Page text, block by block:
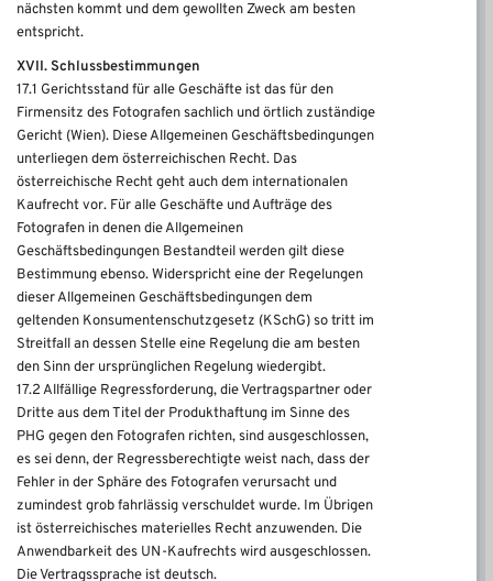
nächsten kommt und dem gewollten Zweck am besten
entspricht.
XVII. Schlussbestimmungen
17.1 Gerichtsstand für alle Geschäfte ist das für den
Firmensitz des Fotografen sachlich und örtlich zuständige
Gericht (Wien). Diese Allgemeinen Geschäftsbedingungen
unterliegen dem österreichischen Recht. Das
österreichische Recht geht auch dem internationalen
Kaufrecht vor. Für alle Geschäfte und Aufträge des
Fotografen in denen die Allgemeinen
Geschäftsbedingungen Bestandteil werden gilt diese
Bestimmung ebenso. Widerspricht eine der Regelungen
dieser Allgemeinen Geschäftsbedingungen dem
geltenden Konsumentenschutzgesetz (KSchG) so tritt im
Streitfall an dessen Stelle eine Regelung die am besten
den Sinn der ursprünglichen Regelung wiedergibt.
17.2 Allfällige Regressforderung, die Vertragspartner oder
Dritte aus dem Titel der Produkthaftung im Sinne des
PHG gegen den Fotografen richten, sind ausgeschlossen,
es sei denn, der Regressberechtigte weist nach, dass der
Fehler in der Sphäre des Fotografen verursacht und
zumindest grob fahrlässig verschuldet wurde. Im Übrigen
ist österreichisches materielles Recht anzuwenden. Die
Anwendbarkeit des UN-Kaufrechts wird ausgeschlossen.
Die Vertragssprache ist deutsch.